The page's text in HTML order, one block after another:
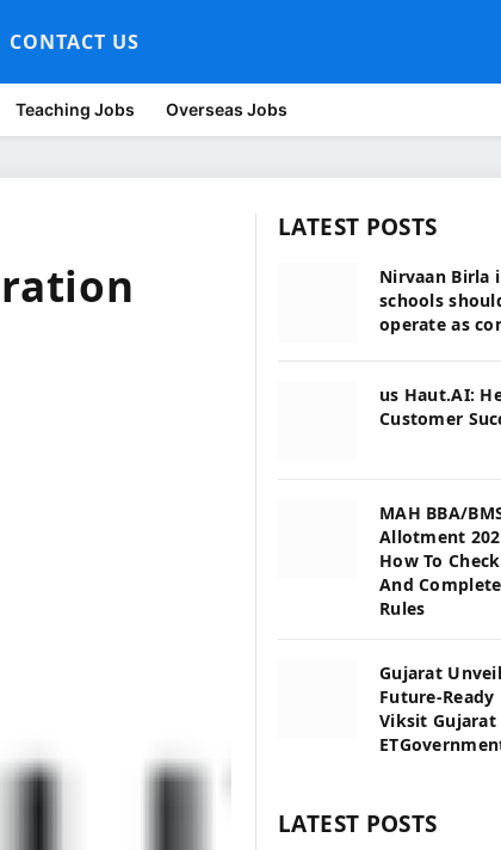
CONTACT US
Teaching Jobs Overseas Jobs
LATEST POSTS
Nirvaan Birla
schools
operate as
us Haut.AI:
Customer
MAH BBA/
Allotment
How To
And
Rules
Gujarat
Future-
Viksit Gujarat
LATEST POSTS